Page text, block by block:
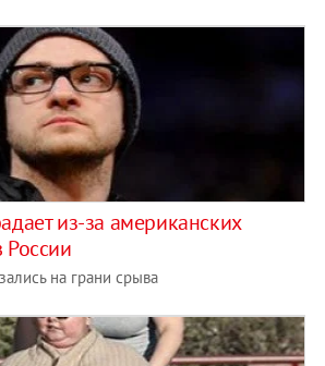
из-за американских
России
на грани срыва